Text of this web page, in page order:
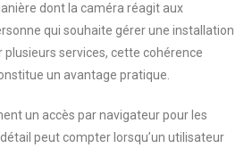
dont la caméra réagit aux
qui souhaite gérer une installation
services, cette cohérence
un avantage pratique.
un accès par navigateur pour les
peut compter lorsqu’un utilisateur